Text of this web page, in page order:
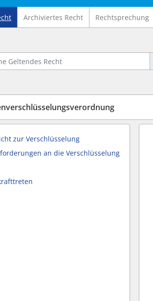
Archiviertes Recht Rechtsprechung
Recht
zur Verschlüsselung
an die Verschlüsselung